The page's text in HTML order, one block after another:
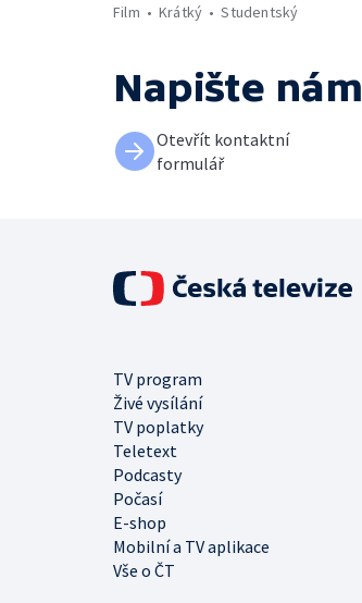
Film
Krátký Studentský
Napište nám
Otevřít kontaktní
formulář
TV program
Živé vysílání
TV poplatky
Teletext
Podcasty
Počasí
E-shop
Mobilní a TV aplikace
Vše o ČT